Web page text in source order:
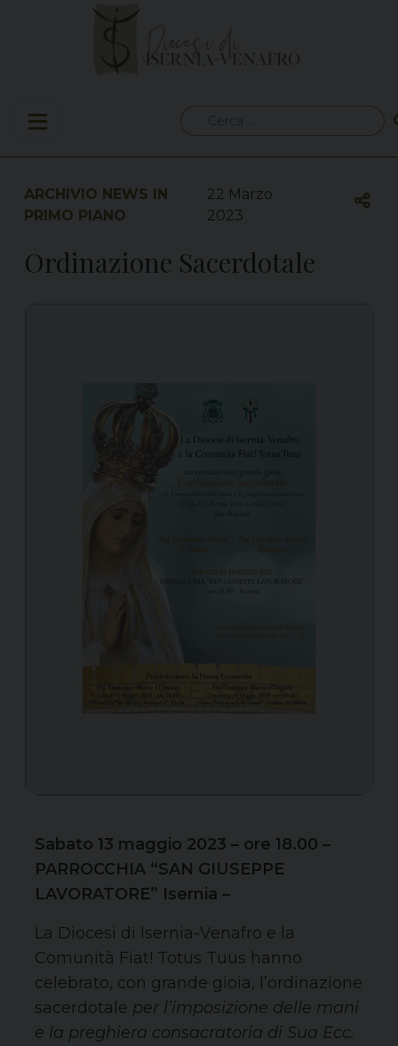
per:
ARCHIVIO NEWS IN
PRIMO PIANO
22 Marzo
2023
Ordinazione Sacerdotale
Sabato 13 maggio 2023 – ore 18.00 –
PARROCCHIA “SAN GIUSEPPE
LAVORATORE” Isernia –
La Diocesi di Isernia-Venafro e la
Comunità Fiat! Totus Tuus hanno
celebrato, con grande gioia, l’ordinazione
sacerdotale per l’imposizione delle mani
e la preghiera consacratoria di Sua Ecc.